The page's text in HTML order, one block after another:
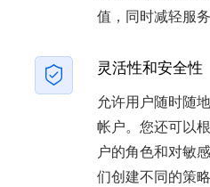
值，同时减轻服
灵活性和安全性
允许用户随时随
帐户。您还可以
户的角色和对敏
们创建不同的策